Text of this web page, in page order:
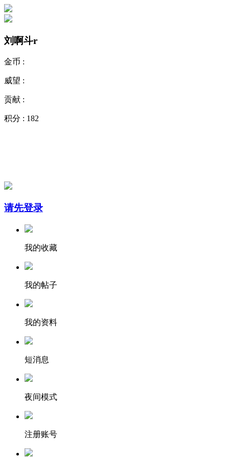
刘啊斗r
金币 :
威望 :
贡献 :
积分 : 182
请先登录
我的收藏
我的帖子
我的资料
短消息
夜间模式
注册账号